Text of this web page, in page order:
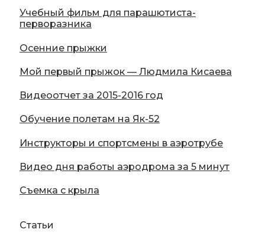
Учебный фильм для парашютиста-
перворазника
Осенние прыжки
Мой первый прыжок — Людмила Кисаева
Видеоотчет за 2015-2016 год
Обучение полетам на Як-52
Инструкторы и спортсмены в аэротрубе
Видео дня работы аэродрома за 5 минут
Съемка с крыла
Статьи